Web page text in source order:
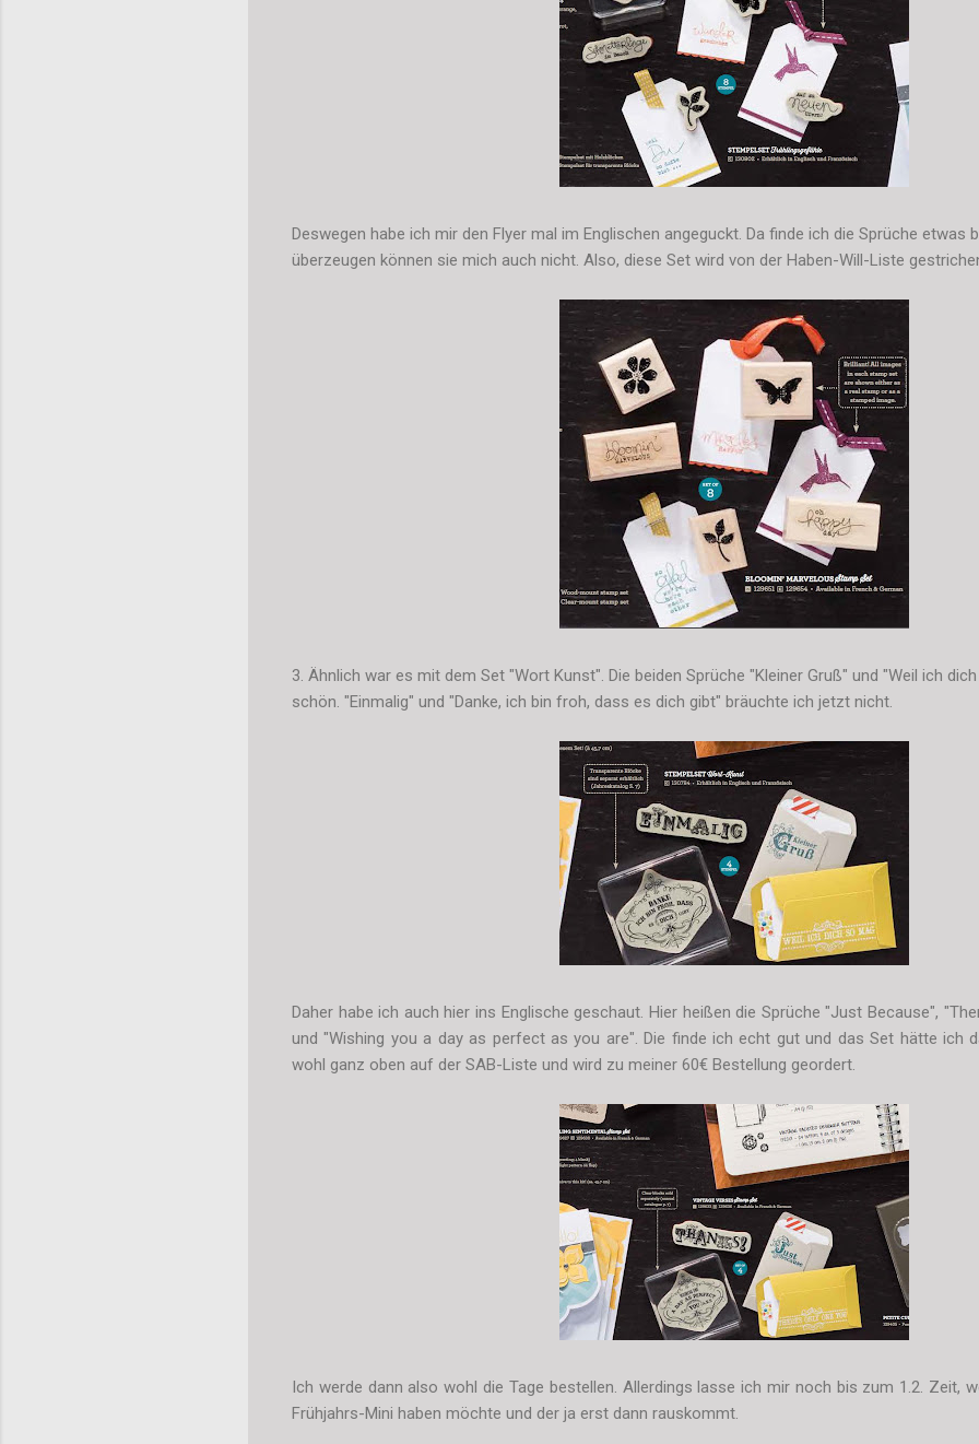
Deswegen habe ich mir den Flyer mal im Englischen angeguckt. Da finde ich die Sprüche etwas
überzeugen können sie mich auch nicht. Also, diese Set wird von der Haben-Will-Liste
3. Ähnlich war es mit dem Set "Wort Kunst". Die beiden Sprüche "Kleiner Gruß" und "Weil ich
schön. "Einmalig" und "Danke, ich bin froh, dass es dich gibt" bräuchte ich jetzt nicht.
Daher habe ich auch hier ins Englische geschaut. Hier heißen die Sprüche "Just Because",
und "Wishing you a day as perfect as you are". Die finde ich echt gut und das Set hätte ich
wohl ganz oben auf der SAB-Liste und wird zu meiner 60€ Bestellung geordert.
Ich werde dann also wohl die Tage bestellen. Allerdings lasse ich mir noch bis zum 1.2. Zeit,
Frühjahrs-Mini haben möchte und der ja erst dann rauskommt.